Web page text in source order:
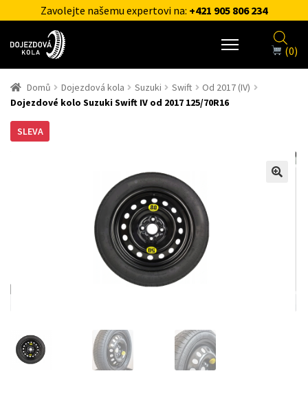
Zavolejte našemu expertovi na: +421 905 806 234
(0)
Domů Dojezdová kola Suzuki Swift
Od 2017 (IV)
Dojezdové kolo Suzuki Swift IV od 2017 125/70R16
SLEVA